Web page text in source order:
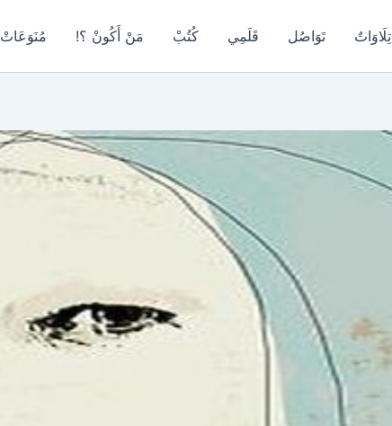
تِلَاوَاتٌ تَوَاصُل قَلَمِي كُتُبْ مَنْ أَكُونْ ؟! مُنَوَعَاتْ